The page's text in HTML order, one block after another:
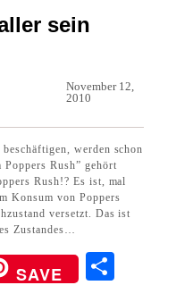
sein
November 12,
2010
werden schon
Poppers Rush” gehört
Rush!? Es ist, mal
Konsum von Poppers
versetzt. Das ist
Zustandes…
SAVE